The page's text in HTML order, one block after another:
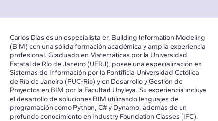
Carlos Dias es un especialista en Building Information Modeling
(BIM) con una sólida formación académica y amplia experiencia
profesional. Graduado en Matemáticas por la Universidad
Estatal de Río de Janeiro (UERJ), posee una especialización en
Sistemas de Información por la Pontificia Universidad Católica
de Río de Janeiro (PUC-Rio) y en Desarrollo y Gestión de
Proyectos en BIM por la Facultad Unyleya. Su experiencia incluye
el desarrollo de soluciones BIM utilizando lenguajes de
programación como Python, C# y Dynamo, además de un
profundo conocimiento en Industry Foundation Classes (IFC).